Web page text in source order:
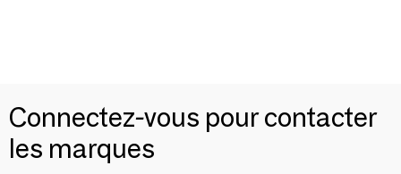
Connectez-vous pour contacter
les marques